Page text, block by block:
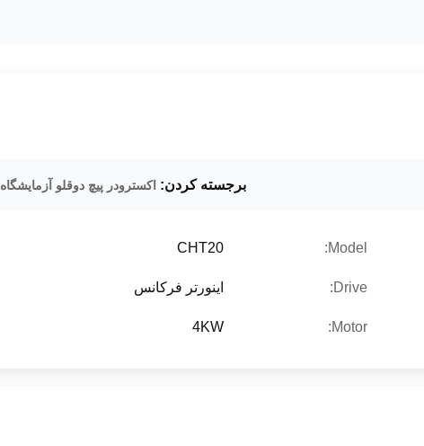
برجسته کردن: اکسترودر پیچ دوقلو آزمایشگاه
Model:
CHT20
Drive: اینورتر فرکانس
Motor:
4KW